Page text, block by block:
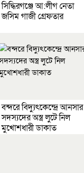
সিদ্ধিরগঞ্জে আ:লীগ নেতা
জসিম গাজী গ্রেফতার
বন্দরে বিদ্যুৎকেন্দ্রে আনসার
সদস্যদের অস্ত্র লুটে নিল
মুখোশধারী ডাকাত